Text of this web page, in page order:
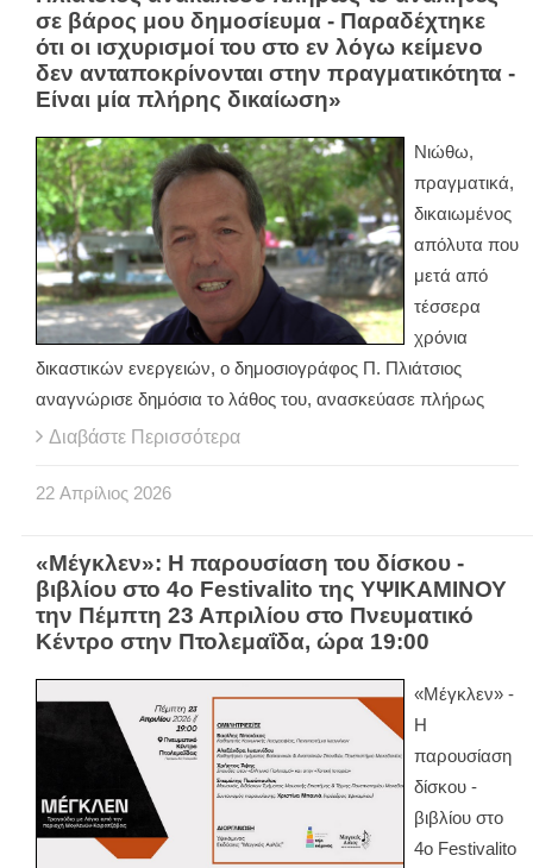
σε βάρος μου δημοσίευμα - Παραδέχτηκε
ότι οι ισχυρισμοί του στο εν λόγω κείμενο
δεν ανταποκρίνονται στην πραγματικότητα -
Είναι μία πλήρης δικαίωση»
Νιώθω,
πραγματικά,
δικαιωμένος
απόλυτα που
μετά από
τέσσερα
χρόνια
δικαστικών ενεργειών, ο δημοσιογράφος Π. Πλιάτσιος
αναγνώρισε δημόσια το λάθος του, ανασκεύασε πλήρως
Διαβάστε Περισσότερα
22 Απρίλιος 2026
«Μέγκλεν»: Η παρουσίαση του δίσκου -
βιβλίου στο 4ο Festivalito της ΥΨΙΚΑΜΙΝΟΥ
την Πέμπτη 23 Απριλίου στο Πνευματικό
Κέντρο στην Πτολεμαΐδα, ώρα 19:00
«Μέγκλεν» -
Η
παρουσίαση
δίσκου -
βιβλίου στο
4ο Festivalito